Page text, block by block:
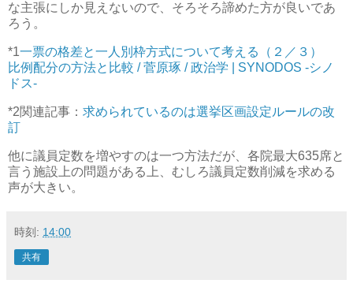
な主張にしか見えないので、そろそろ諦めた方が良いであ
ろう。
*1一票の格差と一人別枠方式について考える（２／３）
比例配分の方法と比較 / 菅原琢 / 政治学 | SYNODOS -シノ
ドス-
*2関連記事： 求められているのは選挙区画設定ルールの改
訂
他に議員定数を増やすのは一つ方法だが、各院最大635席と
言う施設上の問題がある上、むしろ議員定数削減を求める
声が大きい。
時刻: 14:00
共有